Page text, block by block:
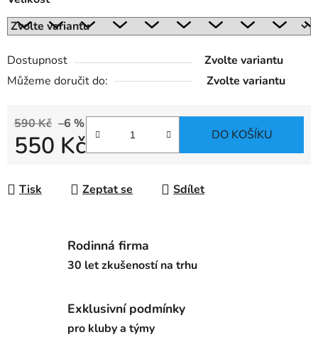
Dostupnost
Zvolte variantu
Můžeme doručit do:
Zvolte variantu
590 Kč –6 %
550 Kč DO KOŠÍKU
Tisk Zeptat se Sdílet
Rodinná firma
30 let zkušeností na trhu
Exklusivní podmínky
pro kluby a týmy